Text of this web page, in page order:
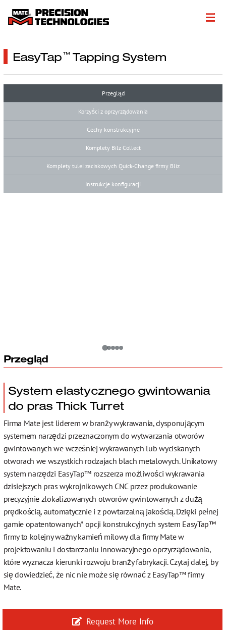
Rozwiązania w zakresie fabrykacji
EasyTap™ Tapping System
Przegląd
Korzyści z oprzyrządowania
Cechy konstrukcyjne
Komplety Bilz Collect
Komplety tulei zaciskowych Quick-Change firmy Bliz
Instrukcje konfiguracji
Przegląd
System elastycznego gwintowania
do pras Thick Turret
Firma Mate jest liderem w branży wykrawania, dysponującym
systemem narzędzi przeznaczonym do wytwarzania otworów
gwintowanych we wcześniej wykrawanych lub wyciskanych
otworach we wszystkich rodzajach blach metalowych. Unikatowy
system narzędzi EasyTap™ rozszerza możliwości wykrawania
dzisiejszych pras wykrojnikowych CNC przez produkowanie
precyzyjnie zlokalizowanych otworów gwintowanych z dużą
prędkością, automatycznie i z powtarzalną jakością. Dzięki pełnej
gamie opatentowanych* opcji konstrukcyjnych system EasyTap™
firmy to kolejny ważny kamień milowy dla firmy Mate w
projektowaniu i dostarczaniu innowacyjnego oprzyrządowania,
które wyznacza kierunki rozwoju branży fabrykacji. Czytaj dalej, by
się dowiedzieć, że nic nie może się równać z EasyTap™ firmy
Mate.
Request More Info